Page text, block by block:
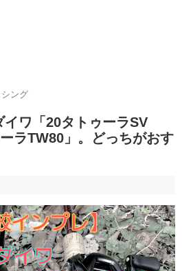
ング
イワ「20タトゥーラSV
ラTW80」。どっちがおす